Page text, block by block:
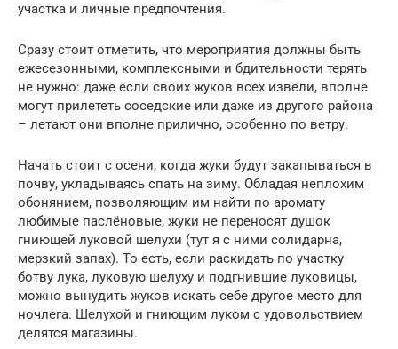
участка и личные предпочтения.
Сразу стоит отметить, что мероприятия должны быть
ежесезонными, комплексными и бдительности терять
не нужно: даже если своих жуков всех извели, вполне
могут прилететь соседские или даже из другого района
– летают они вполне прилично, особенно по ветру.
Начать стоит с осени, когда жуки будут закапываться в
почву, укладываясь спать на зиму. Обладая неплохим
обонянием, позволяющим им найти по аромату
любимые паслёновые, жуки не переносят душок
гниющей луковой шелухи (тут я с ними солидарна,
мерзкий запах). То есть, если раскидать по участку
ботву лука, луковую шелуху и подгнившие луковицы,
можно вынудить жуков искать себе другое место для
ночлега. Шелухой и гниющим луком с удовольствием
делятся магазины.